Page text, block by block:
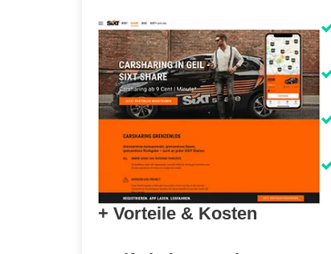
+ Vorteile & Kosten